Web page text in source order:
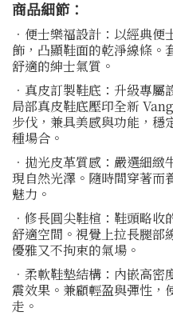
商品細節：
．便士樂福設計：以經典
飾，凸顯鞋面的乾淨線條。
舒適的紳士氣質。
．真皮訂製鞋底：升級專屬
局部真皮鞋底壓印全新
步伐，兼具美感與功能，穩
種場合。
．拋光皮革質感：嚴選細
現自然光澤。隨時間穿著而
魅力。
．修長圓尖鞋楦：鞋頭略
舒適空間。視覺上拉長腿部
優雅又不拘束的氣場。
．柔軟鞋墊結構：內嵌高
震效果。兼顧輕盈與彈性，
走。